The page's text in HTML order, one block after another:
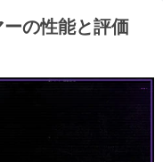
ーの性能と評価